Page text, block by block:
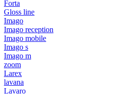
Forta
Gloss line
Imago
Imago reception
Imago mobile
Imago s
Imago m
zoom
Larex
lavana
Lavaro